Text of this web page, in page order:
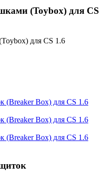
(Toybox) для CS
для CS 1.6